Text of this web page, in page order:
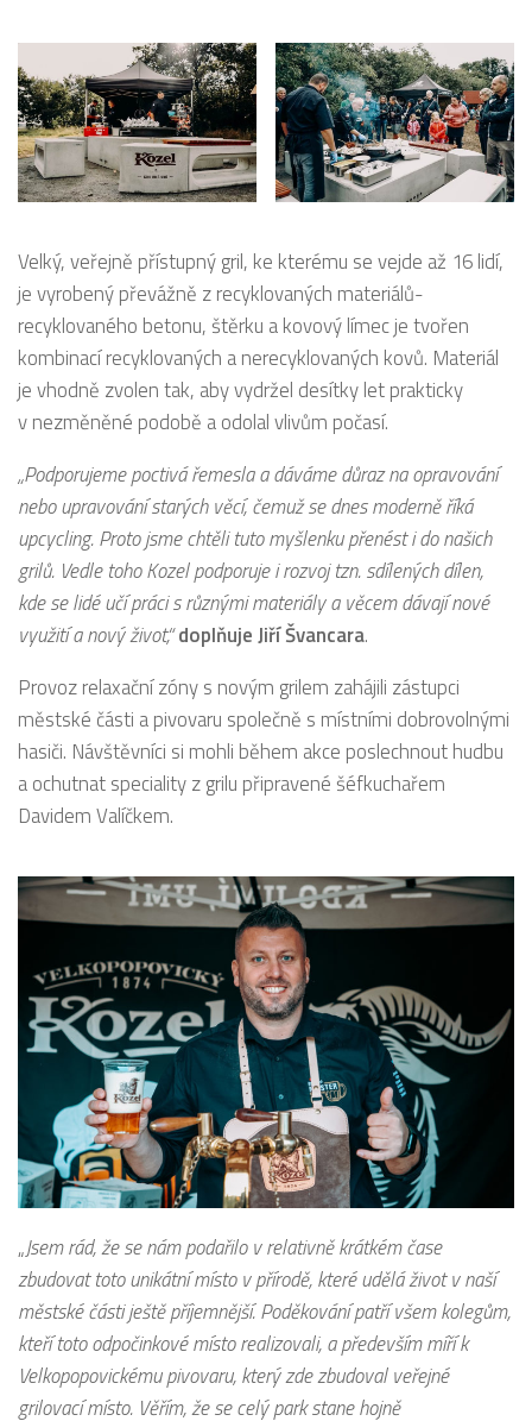
Velký, veřejně přístupný gril, ke kterému se vejde až 16 lidí,
je vyrobený převážně z recyklovaných materiálů-
recyklovaného betonu, štěrku a kovový límec je tvořen
kombinací recyklovaných a nerecyklovaných kovů. Materiál
je vhodně zvolen tak, aby vydržel desítky let prakticky
v nezměněné podobě a odolal vlivům počasí.
„Podporujeme poctivá řemesla a dáváme důraz na opravování
nebo upravování starých věcí, čemuž se dnes moderně říká
upcycling. Proto jsme chtěli tuto myšlenku přenést i do našich
grilů. Vedle toho Kozel podporuje i rozvoj tzn. sdílených dílen,
kde se lidé učí práci s různými materiály a věcem dávají nové
využití a nový život,“doplňuje Jiří Švancara.
Provoz relaxační zóny s novým grilem zahájili zástupci
městské části a pivovaru společně s místními dobrovolnými
hasiči. Návštěvníci si mohli během akce poslechnout hudbu
a ochutnat speciality z grilu připravené šéfkuchařem
Davidem Valíčkem.
„Jsem rád, že se nám podařilo v relativně krátkém čase
zbudovat toto unikátní místo v přírodě, které udělá život v naší
městské části ještě příjemnější. Poděkování patří všem kolegům,
kteří toto odpočinkové místo realizovali, a především míří k
Velkopopovickému pivovaru, který zde zbudoval veřejné
grilovací místo. Věřím, že se celý park stane hojně